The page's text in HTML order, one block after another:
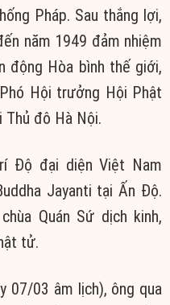
Pháp. Sau thắng lợi,
năm 1949 đảm nhiệm
động Hòa bình thế giới,
Hội trưởng Hội Phật
đô Hà Nội.
Độ đại diện Việt Nam
Jayanti tại Ấn Độ.
Quán Sứ dịch kinh,
tử.
07/03 âm lịch), ông qua